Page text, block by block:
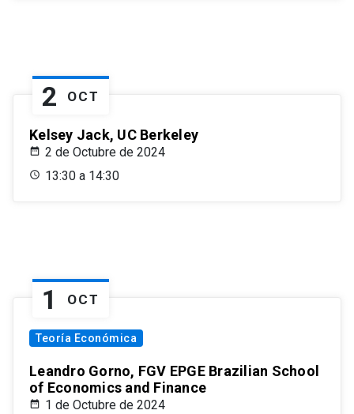
2 OCT
Kelsey Jack, UC Berkeley
2 de Octubre de 2024
13:30 a 14:30
1 OCT
Teoría Económica
Leandro Gorno, FGV EPGE Brazilian School
of Economics and Finance
1 de Octubre de 2024